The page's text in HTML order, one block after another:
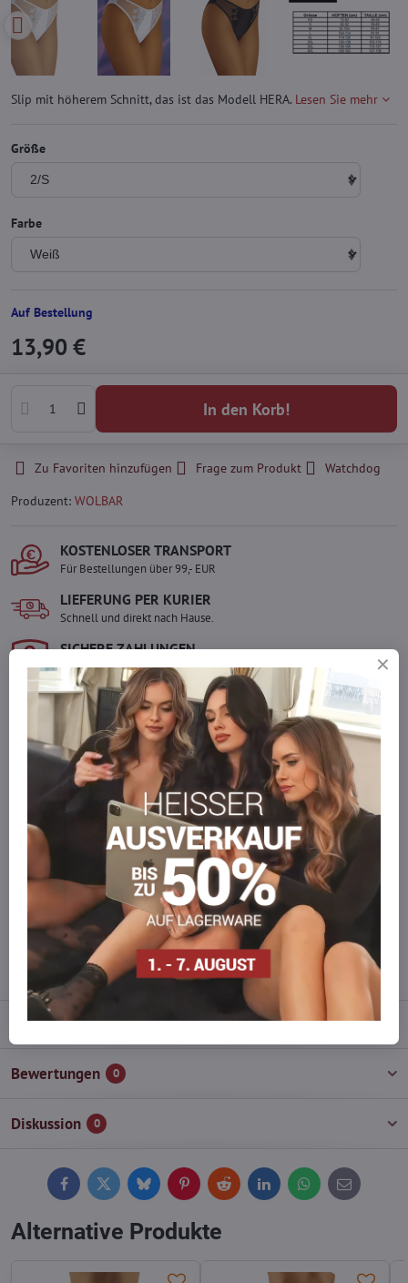
Slip mit höherem Schnitt, das ist das Modell HERA. Lesen Sie mehr
Größe
Farbe
Auf Bestellung
13,90 €
In den Korb!
Zu Favoriten hinzufügen Frage zum Produkt
Watchdog
Produzent: WOLBAR
KOSTENLOSER TRANSPORT
Für Bestellungen über 99,- EUR
LIEFERUNG PER KURIER
Schnell und direkt nach Hause.
SICHERE ZAHLUNGEN
Gesicherte Online-Zahlungen
Ware auf Lager
Wir versenden sofort
Werden Sie Teil von everlady
Werden Sie Teil von everlady und genießen Sie einen
5 %
Mitgliedervorteil
bei jedem Einkauf.
Der Vorteil wird automatisch im Warenkorb angewendet.
Möchten Sie mehr bestellen, als wir
auf Lager haben?
Zögern Sie nicht, uns zu kontaktieren, wir füllen die Ware für Sie
wieder auf!
info​@everlady​.eu
Beschreibung
Bewertungen 0
Diskussion 0
FacebookTwitterBlueskyPinterestReddit LinkedInWhatsApp
E-
mail
Alternative Produkte